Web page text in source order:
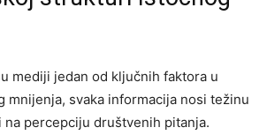
mediji jedan od ključnih faktora u
mnijenja, svaka informacija nosi težinu
na percepciju društvenih pitanja.